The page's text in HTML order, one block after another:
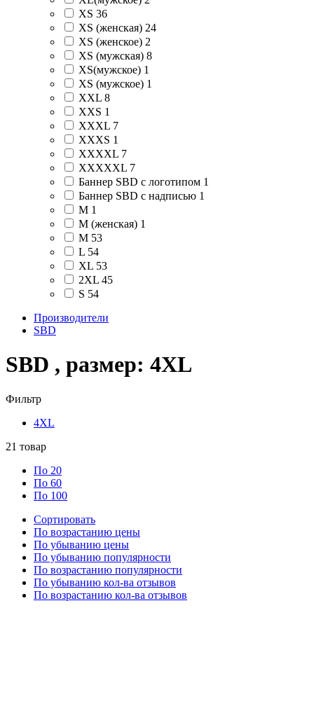
XS 36
XS (женская) 24
XS (женское) 2
XS (мужская) 8
XS(мужское) 1
XS (мужское) 1
XXL 8
XXS 1
XXXL 7
XXXS 1
XXXXL 7
XXXXXL 7
Баннер SBD c логотипом 1
Баннер SBD c надписью 1
М 1
М (женская) 1
M 53
L 54
XL 53
2XL 45
S 54
Производители
SBD
SBD , размер: 4XL
Фильтр
4XL
21 товар
По 20
По 60
По 100
Сортировать
По возрастанию цены
По убыванию цены
По убыванию популярности
По возрастанию популярности
По убыванию кол-ва отзывов
По возрастанию кол-ва отзывов